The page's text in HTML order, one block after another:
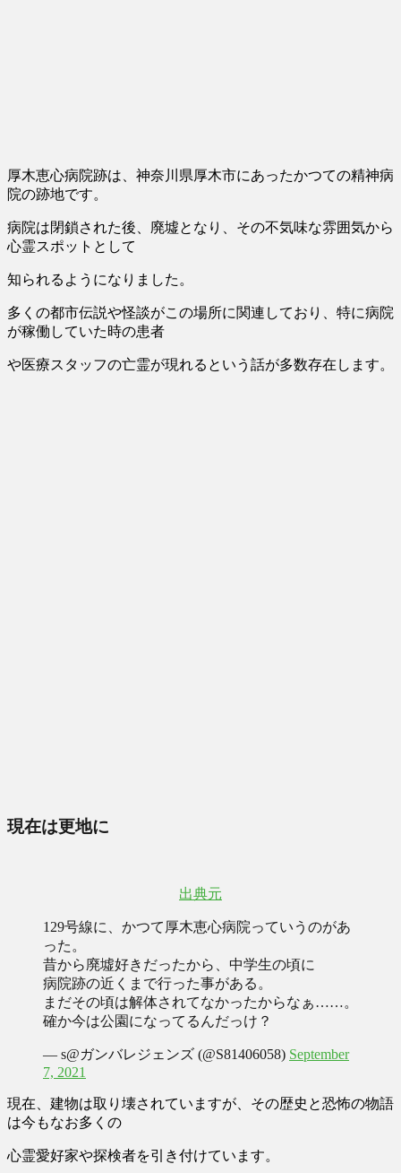
厚木恵心病院跡は、神奈川県厚木市にあったかつての精神病
院の跡地です。
病院は閉鎖された後、廃墟となり、その不気味な雰囲気から
心霊スポット として
知られるようになりました。
多くの都市伝説や怪談がこの場所に関連しており、特に病院
が稼働していた時の患者
や医療スタッフの亡霊が現れるという話が多数存在します。
現在は更地に
出典元
129号線に、かつて厚木恵心病院っていうのがあ
った。
昔から廃墟好きだったから、中学生の頃に
病院跡の近くまで行った事がある。
まだその頃は解体されてなかったからなぁ……。
確か今は公園になってるんだっけ？
— s@ガンバレジェンズ (@S81406058) September
7, 2021
現在、建物は取り壊されていますが、その歴史と恐怖の物語
は今もなお多くの
心霊愛好家や探検者を引き付けています。